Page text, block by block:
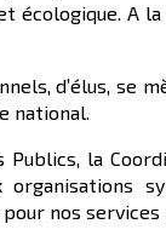
A la
d’élus, se
national.
la
nos services